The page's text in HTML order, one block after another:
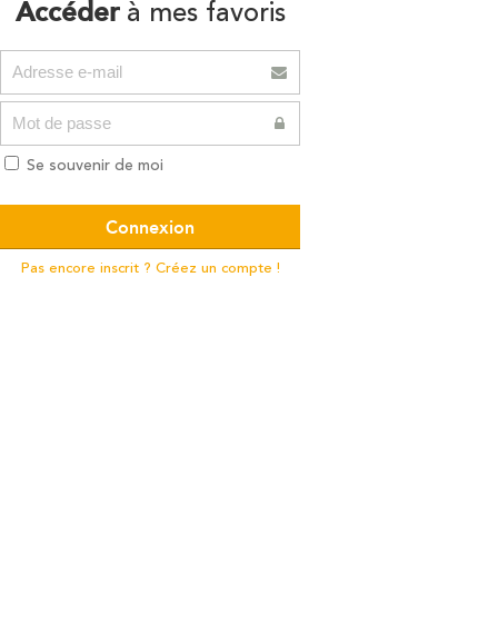
Accéderà mes favoris
Se souvenir de moi
Pas encore inscrit ? Créez un compte !